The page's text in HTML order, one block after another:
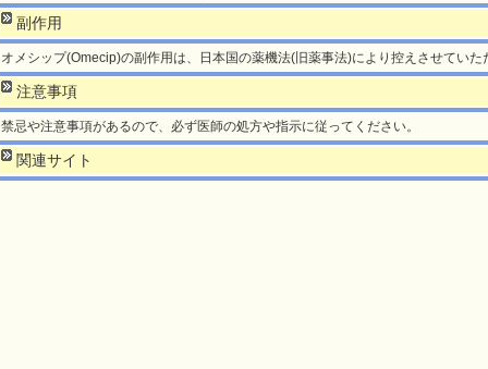
副作用
オメシップ(Omecip)の副作用は、日本国の薬機法(旧薬事法)により控えさせていた
注意事項
禁忌や注意事項があるので、必ず医師の処方や指示に従ってください。
関連サイト